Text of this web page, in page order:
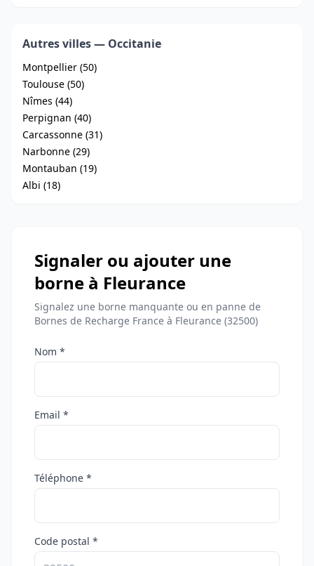
Autres villes — Occitanie
Montpellier (50)
Toulouse (50)
Nîmes (44)
Perpignan (40)
Carcassonne (31)
Narbonne (29)
Montauban (19)
Albi (18)
Signaler ou ajouter une
borne à Fleurance
Signalez une borne manquante ou en panne de
Bornes de Recharge France à Fleurance (32500)
Nom *
Email *
Téléphone *
Code postal *